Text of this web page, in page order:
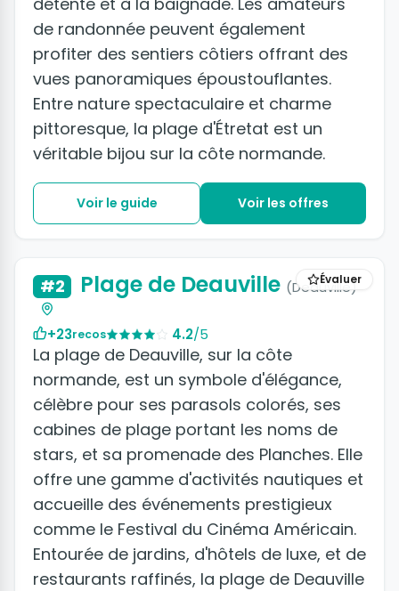
de randonnée peuvent également
profiter des sentiers côtiers offrant des
vues panoramiques époustouflantes.
Entre nature spectaculaire et charme
pittoresque, la plage d'Étretat est un
véritable bijou sur la côte normande.
Voir le guide Voir les offres
Évaluer
#2 Plage de Deauville (Deauville)
+23recos 4.2/5
La plage de Deauville, sur la côte
normande, est un symbole d'élégance,
célèbre pour ses parasols colorés, ses
cabines de plage portant les noms de
stars, et sa promenade des Planches. Elle
offre une gamme d'activités nautiques et
accueille des événements prestigieux
comme le Festival du Cinéma Américain.
Entourée de jardins, d'hôtels de luxe, et de
restaurants raffinés, la plage de Deauville